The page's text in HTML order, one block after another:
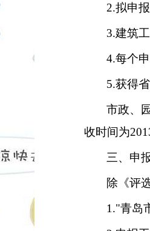
2.拟申
3.建筑
4.每个
5.获得
市政、
收时间为
三、申
除《评
1."青岛